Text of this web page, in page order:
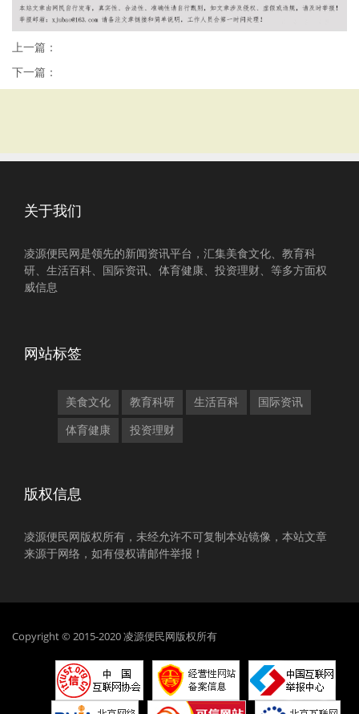
上一篇：
下一篇：
关于我们
凌源便民网是领先的新闻资讯平台，汇集美食文化、教育科
研、生活百科、国际资讯、体育健康、投资理财、等多方面权
威信息
网站标签
美食文化 教育科研 生活百科 国际资讯
体育健康 投资理财
版权信息
凌源便民网版权所有，未经允许不可复制本站镜像，本站文章
来源于网络，如有侵权请邮件举报！
Copyright © 2015-2020 凌源便民网版权所有